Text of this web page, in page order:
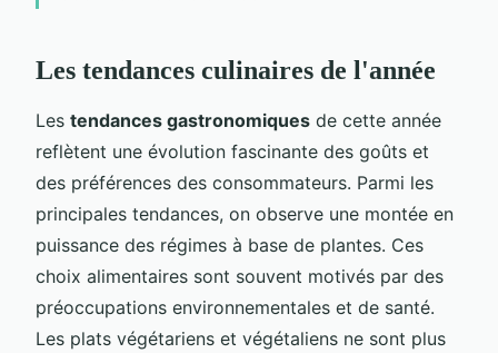
Les tendances culinaires de l'année
Les tendances gastronomiques de cette année
reflètent une évolution fascinante des goûts et
des préférences des consommateurs. Parmi les
principales tendances, on observe une montée en
puissance des régimes à base de plantes. Ces
choix alimentaires sont souvent motivés par des
préoccupations environnementales et de santé.
Les plats végétariens et végétaliens ne sont plus